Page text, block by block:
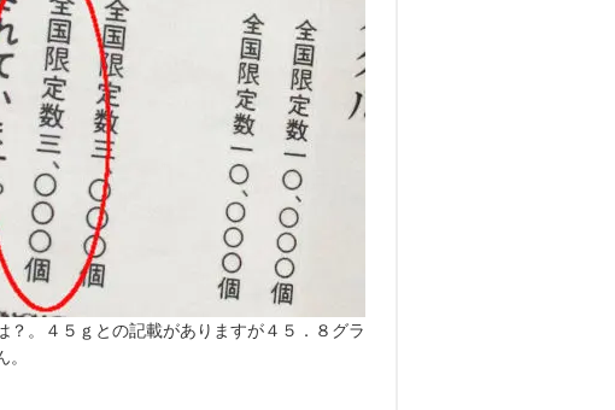
。４５ｇとの記載がありますが４５．８グラ